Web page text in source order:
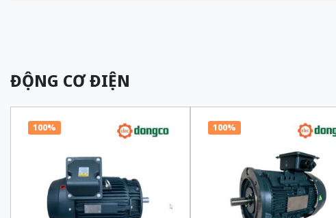
ĐỘNG CƠ ĐIỆN
100% 100%